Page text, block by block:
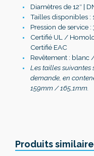
Diamètres de 12″ |
Tailles disponibles :
Pression de service
Certifié UL /
Certifié EAC
Revêtement :
Les tailles
demande, en
159mm / 165,1mm.
Produits